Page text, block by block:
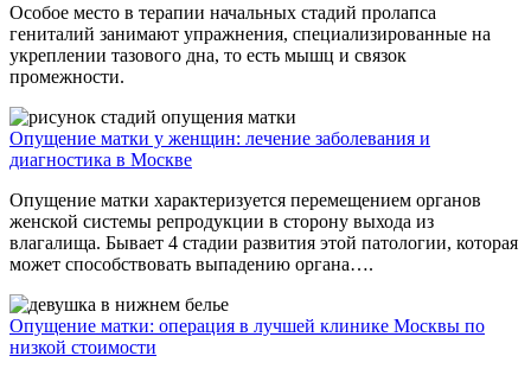
Особое место в терапии начальных стадий пролапса
гениталий занимают упражнения, специализированные на
укреплении тазового дна, то есть мышц и связок
промежности.
Опущение матки у женщин: лечение заболевания и
диагностика в Москве
Опущение матки характеризуется перемещением органов
женской системы репродукции в сторону выхода из
влагалища. Бывает 4 стадии развития этой патологии, которая
может способствовать выпадению органа….
Опущение матки: операция в лучшей клинике Москвы по
низкой стоимости